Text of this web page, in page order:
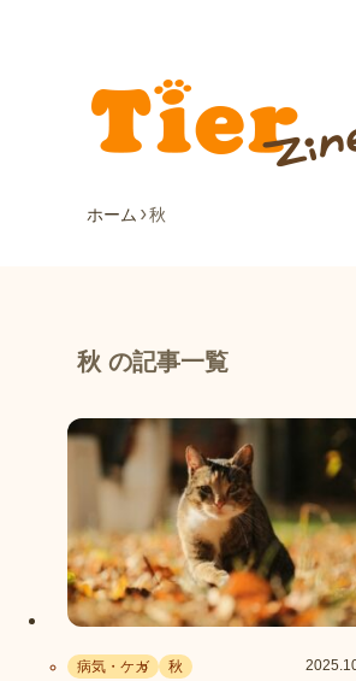
ホーム 秋
秋 の記事一覧
病気・ケガ 秋